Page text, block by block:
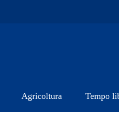
Agricoltura Tempo